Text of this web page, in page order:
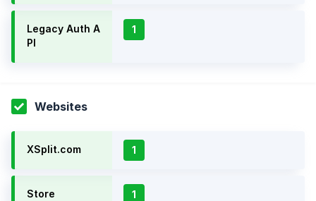
Legacy Auth A
PI
1
Websites
XSplit.com 1
Store 1